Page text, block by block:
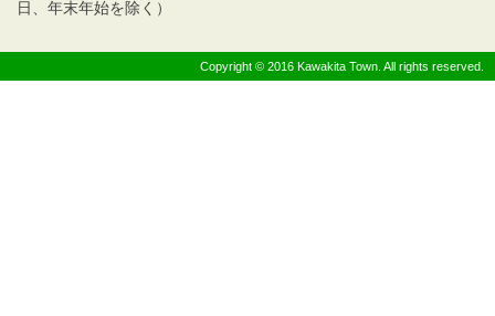
日、年末年始を除く）
Copyright © 2016 Kawakita Town. All rights reserved.